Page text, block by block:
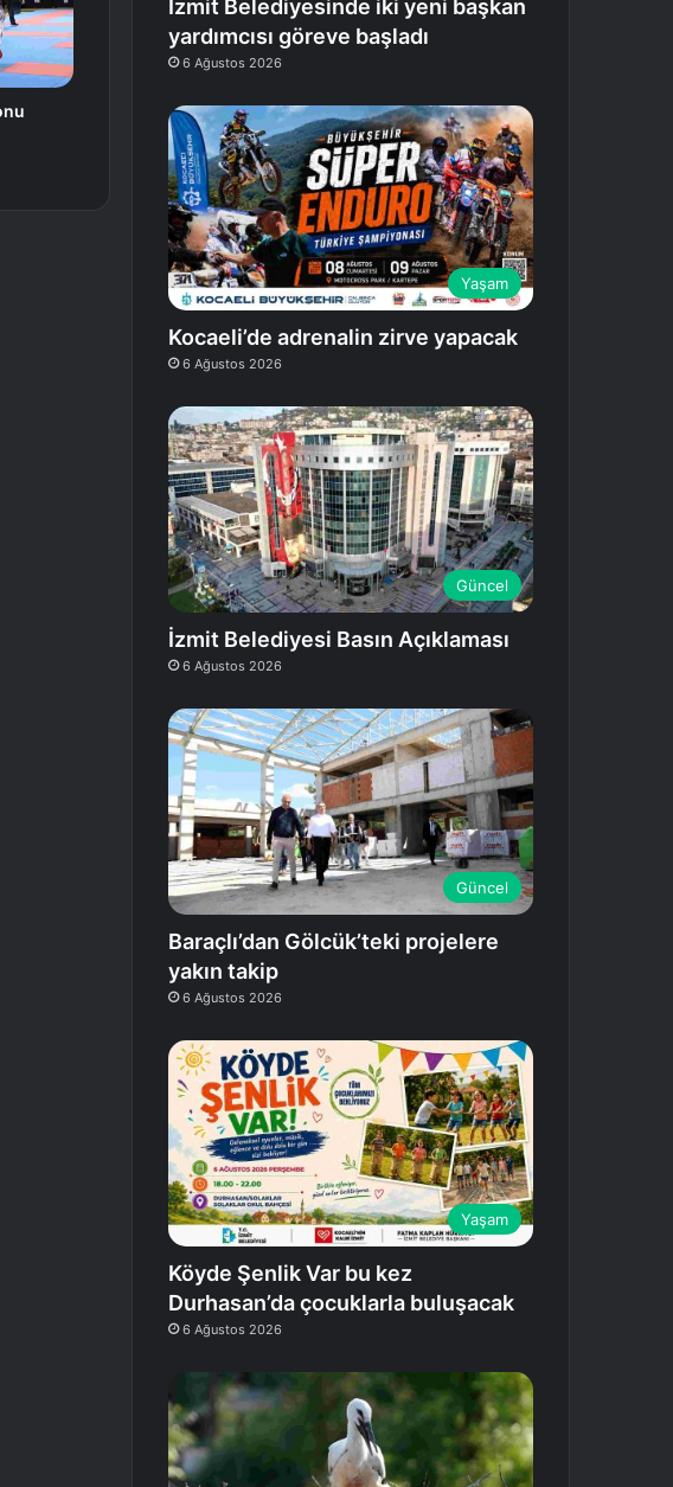
İzmit Belediyesinde iki yeni başkan
yardımcısı göreve başladı
6 Ağustos 2026
Yaşam
Kocaeli’de adrenalin zirve yapacak
6 Ağustos 2026
Güncel
İzmit Belediyesi Basın Açıklaması
6 Ağustos 2026
Güncel
Baraçlı’dan Gölcük’teki projelere
yakın takip
6 Ağustos 2026
Yaşam
Köyde Şenlik Var bu kez
Durhasan’da çocuklarla buluşacak
6 Ağustos 2026